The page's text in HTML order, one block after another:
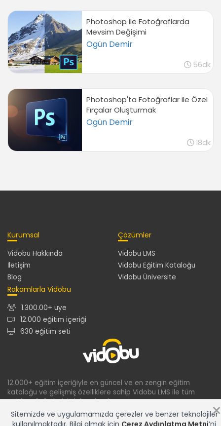
Photoshop ile Fotoğraflarda
Mevsim Değişimi
Ogün Demir
56dk
Photoshop'ta Fotoğraflar ile Özel
Fırçalar Oluşturmak
Ogün Demir
18dk
Kurumsal
Vidobu Hakkında
İletişim
Blog
Çözümler
Vidobu LMS
Vidobu Eğitim Kataloğu
Vidobu Üniversite
Rakamlarla Vidobu
1.300.00+ üye
12.000 eğitim içeriği
630 eğitim seti
12.000+ eğitim içeriğiyle en güncel ve en zengin eğitim
kataloğu ve gelişmiş özelliklere sahip Vidobu LMS ile tüm
eğitim çözümleriniz için tek adres...
Sitemizde ve uygulamamızda çerezler ve benzer teknolojiler
kullanılmaktadır. Bilgi almak için Çerez Aydınlatma Metni’ni